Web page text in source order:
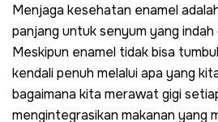
Menjaga kesehatan enamel
panjang untuk senyum yang indah
Meskipun enamel tidak bisa
kendali penuh melalui apa yang
bagaimana kita merawat gigi
mengintegrasikan makanan yang